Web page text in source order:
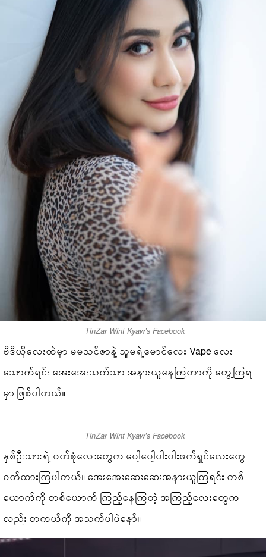
TinZar Wint Kyaw’s Facebook
ဗီဒီယိုလေးထဲမှာ မမသင်ဇာနဲ့ သူမရဲ့မောင်လေး Vape လေး
သောက်ရင်း အေးအေးသက်သာ အနားယူနေကြတာကို တွေ့ကြရ
မှာ ဖြစ်ပါတယ်။
TinZar Wint Kyaw’s Facebook
နှစ်ဦးသားရဲ့ ဝတ်စုံလေးတွေက ပေါ့ပေါ့ပါးပါးဖက်ရှင်လေးတွေ
ဝတ်ထားကြပါတယ်။ အေးအေးဆေးဆေးအနားယူကြရင်း တစ်
ယောက်ကို တစ်ယောက် ကြည့်နေကြတဲ့ အကြည့်လေးတွေက
လည်း တကယ်ကို အသက်ပါပဲနော်။